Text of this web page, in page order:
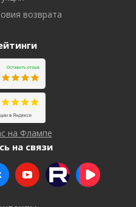
возврата
на Флампе
на связи